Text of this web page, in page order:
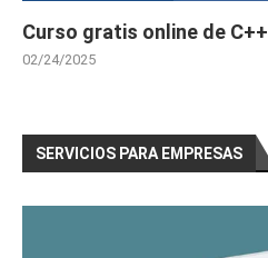
Curso gratis online de C++
02/24/2025
SERVICIOS PARA EMPRESAS